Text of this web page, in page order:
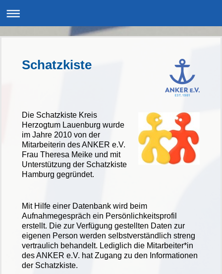
Schatzkiste
Die Schatzkiste Kreis
Herzogtum Lauenburg wurde
im Jahre 2010 von der
Mitarbeiterin des ANKER e.V.
Frau Theresa Meike und mit
Unterstützung der Schatzkiste
Hamburg gegründet.
Mit Hilfe einer Datenbank wird beim
Aufnahmegespräch ein Persönlichkeitsprofil
erstellt. Die zur Verfügung gestellten Daten zur
eigenen Person werden selbstverständlich streng
vertraulich behandelt. Lediglich die Mitarbeiter*in
des ANKER e.V. hat Zugang zu den Informationen
der Schatzkiste.